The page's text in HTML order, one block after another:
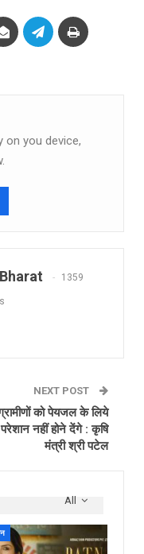
on you device,
1359
NEXT POST
को पेयजल के लिये
परेशान नहीं होने देंगे : कृषि
मंत्री श्री पटेल
All